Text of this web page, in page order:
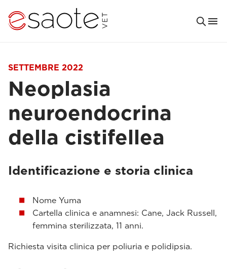
SETTEMBRE 2022
Neoplasia
neuroendocrina
della cistifellea
Identificazione e storia clinica
Nome Yuma
Cartella clinica e anamnesi: Cane, Jack Russell,
femmina sterilizzata, 11 anni.
Richiesta visita clinica per poliuria e polidipsia.